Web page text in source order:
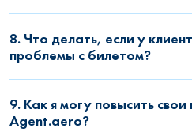
8. Что делать, если у
проблемы с билетом?
9. Как я могу повысить
Agent.aero?